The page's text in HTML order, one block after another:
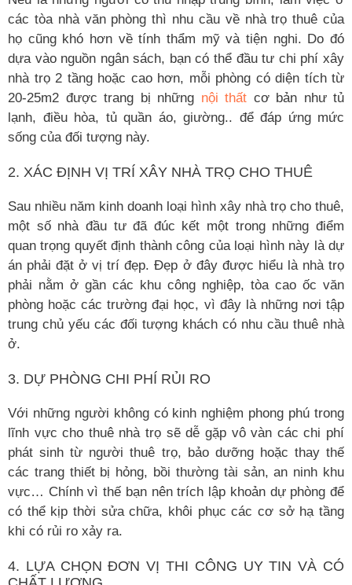
các tòa nhà văn phòng thì nhu cầu về nhà trọ thuê của
họ cũng khó hơn về tính thẩm mỹ và tiện nghi. Do đó
dựa vào nguồn ngân sách, bạn có thể đầu tư chi phí xây
nhà trọ 2 tầng hoặc cao hơn, mỗi phòng có diện tích từ
20-25m2 được trang bị những nội thất cơ bản như tủ
lạnh, điều hòa, tủ quần áo, giường.. để đáp ứng mức
sống của đối tượng này.
2. XÁC ĐỊNH VỊ TRÍ XÂY NHÀ TRỌ CHO THUÊ
Sau nhiều năm kinh doanh loại hình xây nhà trọ cho thuê,
một số nhà đầu tư đã đúc kết một trong những điểm
quan trọng quyết định thành công của loại hình này là dự
án phải đặt ở vị trí đẹp. Đẹp ở đây được hiểu là nhà trọ
phải nằm ở gần các khu công nghiệp, tòa cao ốc văn
phòng hoặc các trường đại học, vì đây là những nơi tập
trung chủ yếu các đối tượng khách có nhu cầu thuê nhà
ở.
3. DỰ PHÒNG CHI PHÍ RỦI RO
Với những người không có kinh nghiệm phong phú trong
lĩnh vực cho thuê nhà trọ sẽ dễ gặp vô vàn các chi phí
phát sinh từ người thuê trọ, bảo dưỡng hoặc thay thế
các trang thiết bị hỏng, bồi thường tài sản, an ninh khu
vực… Chính vì thế bạn nên trích lập khoản dự phòng để
có thể kịp thời sửa chữa, khôi phục các cơ sở hạ tầng
khi có rủi ro xảy ra.
4. LỰA CHỌN ĐƠN VỊ THI CÔNG UY TIN VÀ CÓ